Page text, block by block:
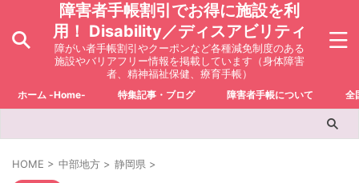
障害者手帳割引でお得に施設を利
用！ Disability／ディスアビリティ
障がい者手帳割引やクーポンなど各種減免制度のある
施設やバリアフリー情報を掲載しています（身体障害
者、精神福祉保健、療育手帳）
ホーム -Home- 特集記事・ブログ 障害者手帳について 全
HOME > 中部地方 > 静岡県 >